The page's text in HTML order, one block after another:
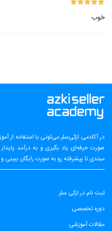
خوب
در آکادمی ازکی‌سلر می‌تونی با استفاده
صورت حرفه‌ای یاد بگیری و به درآمد
مبتدی تا پیشرفته رو به صورت رایگان
ثبت نام در ازکی سلر
دوره تخصصی
مقالات آموزشی